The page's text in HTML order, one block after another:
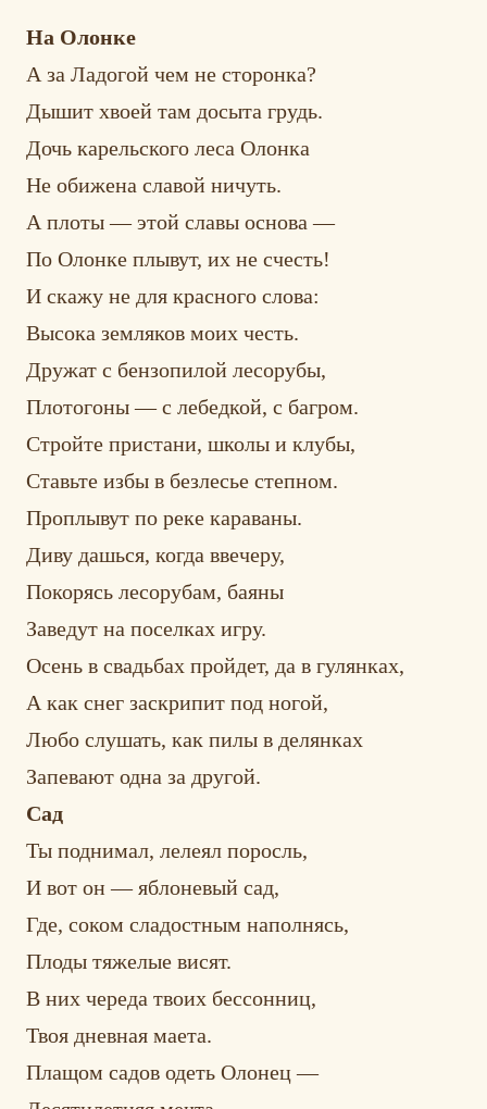
На Олонке
А за Ладогой чем не сторонка?
Дышит хвоей там досыта грудь.
Дочь карельского леса Олонка
Не обижена славой ничуть.
А плоты — этой славы основа —
По Олонке плывут, их не счесть!
И скажу не для красного слова:
Высока земляков моих честь.
Дружат с бензопилой лесорубы,
Плотогоны — с лебедкой, с багром.
Стройте пристани, школы и клубы,
Ставьте избы в безлесье степном.
Проплывут по реке караваны.
Диву дашься, когда ввечеру,
Покорясь лесорубам, баяны
Заведут на поселках игру.
Осень в свадьбах пройдет, да в гулянках,
А как снег заскрипит под ногой,
Любо слушать, как пилы в делянках
Запевают одна за другой.
Сад
Ты поднимал, лелеял поросль,
И вот он — яблоневый сад,
Где, соком сладостным наполнясь,
Плоды тяжелые висят.
В них череда твоих бессонниц,
Твоя дневная маета.
Плащом садов одеть Олонец —